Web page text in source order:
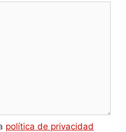
política de privacidad